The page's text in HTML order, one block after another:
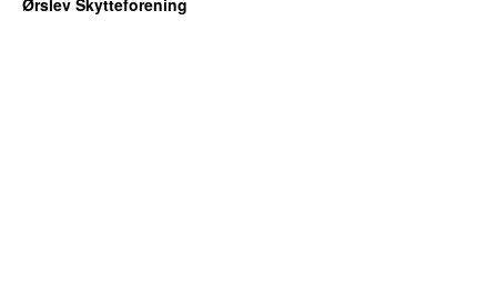
Ørslev Skytteforening